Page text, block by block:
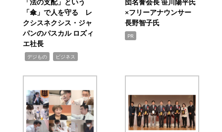
「傘」で人を守る レ
クシスネクシス・ジャ
パンのパスカル ロズィ
エ社長
デジもの ビジネス
×フリーアナウンサー
長野智子氏
PR